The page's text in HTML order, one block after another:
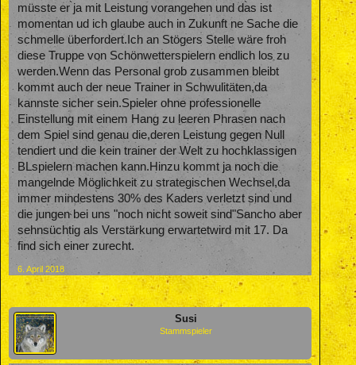
müsste er ja mit Leistung vorangehen und das ist
momentan ud ich glaube auch in Zukunft ne Sache die
schmelle überfordert.Ich an Stögers Stelle wäre froh
diese Truppe von Schönwetterspielern endlich los zu
werden.Wenn das Personal grob zusammen bleibt
kommt auch der neue Trainer in Schwulitäten,da
kannste sicher sein.Spieler ohne professionelle
Einstellung mit einem Hang zu leeren Phrasen nach
dem Spiel sind genau die,deren Leistung gegen Null
tendiert und die kein trainer der Welt zu hochklassigen
BLspielern machen kann.Hinzu kommt ja noch die
mangelnde Möglichkeit zu strategischen Wechsel,da
immer mindestens 30% des Kaders verletzt sind und
die jungen bei uns "noch nicht soweit sind"Sancho aber
sehnsüchtig als Verstärkung erwartetwird mit 17. Da
find sich einer zurecht.
6. April 2018
Susi
Stammspieler